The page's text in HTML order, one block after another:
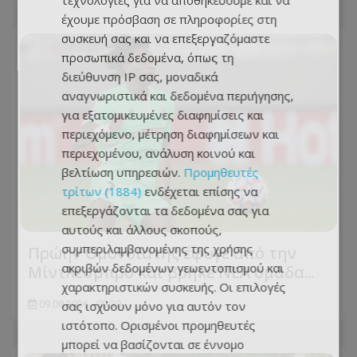
Πρώην Ομονοιάτης έφυγε από την
Μίντλεσμπρο και βρήκε ΝΕΑ ομάδα...
09.08.2026 - 09:39
έχουμε πρόσβαση σε πληροφορίες στη
συσκευή σας και να επεξεργαζόμαστε
προσωπικά δεδομένα, όπως τη
διεύθυνση IP σας, μοναδικά
αναγνωριστικά και δεδομένα περιήγησης,
για εξατομικευμένες διαφημίσεις και
περιεχόμενο, μέτρηση διαφημίσεων και
περιεχομένου, ανάλυση κοινού και
βελτίωση υπηρεσιών. Προμηθευτές
τρίτων (1884) ενδέχεται επίσης να
επεξεργάζονται τα δεδομένα σας για
αυτούς και άλλους σκοπούς,
συμπεριλαμβανομένης της χρήσης
ακριβών δεδομένων γεωεντοπισμού και
χαρακτηριστικών συσκευής. Οι επιλογές
σας ισχύουν μόνο για αυτόν τον
ιστότοπο. Ορισμένοι προμηθευτές
μπορεί να βασίζονται σε έννομο